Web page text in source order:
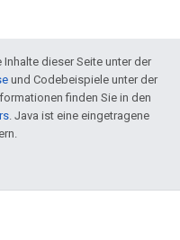
dieser Seite unter der
und Codebeispiele unter der
finden Sie in den
. Java ist eine eingetragene